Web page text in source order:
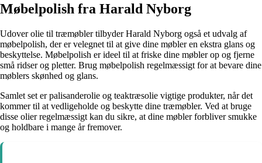
Møbelpolish fra Harald Nyborg
Udover olie til træmøbler tilbyder Harald Nyborg også et udvalg af
møbelpolish, der er velegnet til at give dine møbler en ekstra glans og
beskyttelse. Møbelpolish er ideel til at friske dine møbler op og fjerne
små ridser og pletter. Brug møbelpolish regelmæssigt for at bevare dine
møblers skønhed og glans.
Samlet set er palisanderolie og teaktræsolie vigtige produkter, når det
kommer til at vedligeholde og beskytte dine træmøbler. Ved at bruge
disse olier regelmæssigt kan du sikre, at dine møbler forbliver smukke
og holdbare i mange år fremover.